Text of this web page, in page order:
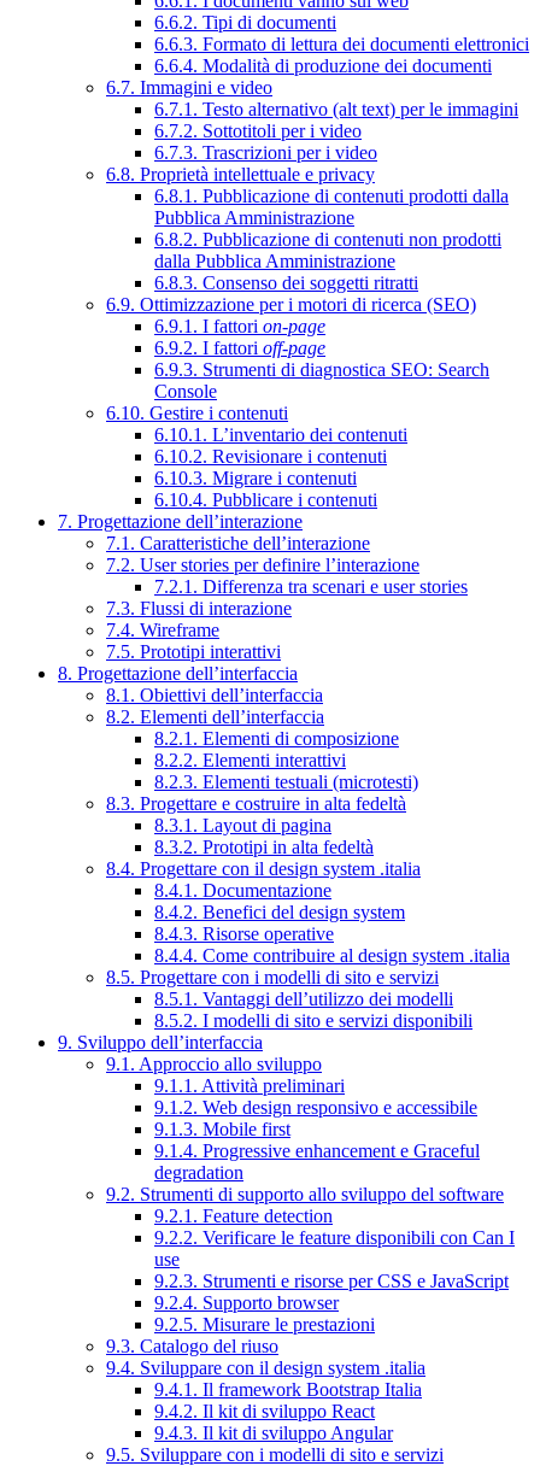
6.6.2. Tipi di documenti
6.6.3. Formato di lettura dei documenti elettronici
6.6.4. Modalità di produzione dei documenti
6.7. Immagini e video
6.7.1. Testo alternativo (alt text) per le immagini
6.7.2. Sottotitoli per i video
6.7.3. Trascrizioni per i video
6.8. Proprietà intellettuale e privacy
6.8.1. Pubblicazione di contenuti prodotti dalla
Pubblica Amministrazione
6.8.2. Pubblicazione di contenuti non prodotti
dalla Pubblica Amministrazione
6.8.3. Consenso dei soggetti ritratti
6.9. Ottimizzazione per i motori di ricerca (SEO)
6.9.1. I fattori on-page
6.9.2. I fattori off-page
6.9.3. Strumenti di diagnostica SEO: Search
Console
6.10. Gestire i contenuti
6.10.1. L’inventario dei contenuti
6.10.2. Revisionare i contenuti
6.10.3. Migrare i contenuti
6.10.4. Pubblicare i contenuti
7. Progettazione dell’interazione
7.1. Caratteristiche dell’interazione
7.2. User stories per definire l’interazione
7.2.1. Differenza tra scenari e user stories
7.3. Flussi di interazione
7.4. Wireframe
7.5. Prototipi interattivi
8. Progettazione dell’interfaccia
8.1. Obiettivi dell’interfaccia
8.2. Elementi dell’interfaccia
8.2.1. Elementi di composizione
8.2.2. Elementi interattivi
8.2.3. Elementi testuali (microtesti)
8.3. Progettare e costruire in alta fedeltà
8.3.1. Layout di pagina
8.3.2. Prototipi in alta fedeltà
8.4. Progettare con il design system .italia
8.4.1. Documentazione
8.4.2. Benefici del design system
8.4.3. Risorse operative
8.4.4. Come contribuire al design system .italia
8.5. Progettare con i modelli di sito e servizi
8.5.1. Vantaggi dell’utilizzo dei modelli
8.5.2. I modelli di sito e servizi disponibili
9. Sviluppo dell’interfaccia
9.1. Approccio allo sviluppo
9.1.1. Attività preliminari
9.1.2. Web design responsivo e accessibile
9.1.3. Mobile first
9.1.4. Progressive enhancement e Graceful
degradation
9.2. Strumenti di supporto allo sviluppo del software
9.2.1. Feature detection
9.2.2. Verificare le feature disponibili con Can I
use
9.2.3. Strumenti e risorse per CSS e JavaScript
9.2.4. Supporto browser
9.2.5. Misurare le prestazioni
9.3. Catalogo del riuso
9.4. Sviluppare con il design system .italia
9.4.1. Il framework Bootstrap Italia
9.4.2. Il kit di sviluppo React
9.4.3. Il kit di sviluppo Angular
9.5. Sviluppare con i modelli di sito e servizi